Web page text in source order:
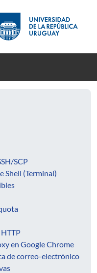
SCP
Shell (Terminal)
en Google Chrome
de correo-electrónico